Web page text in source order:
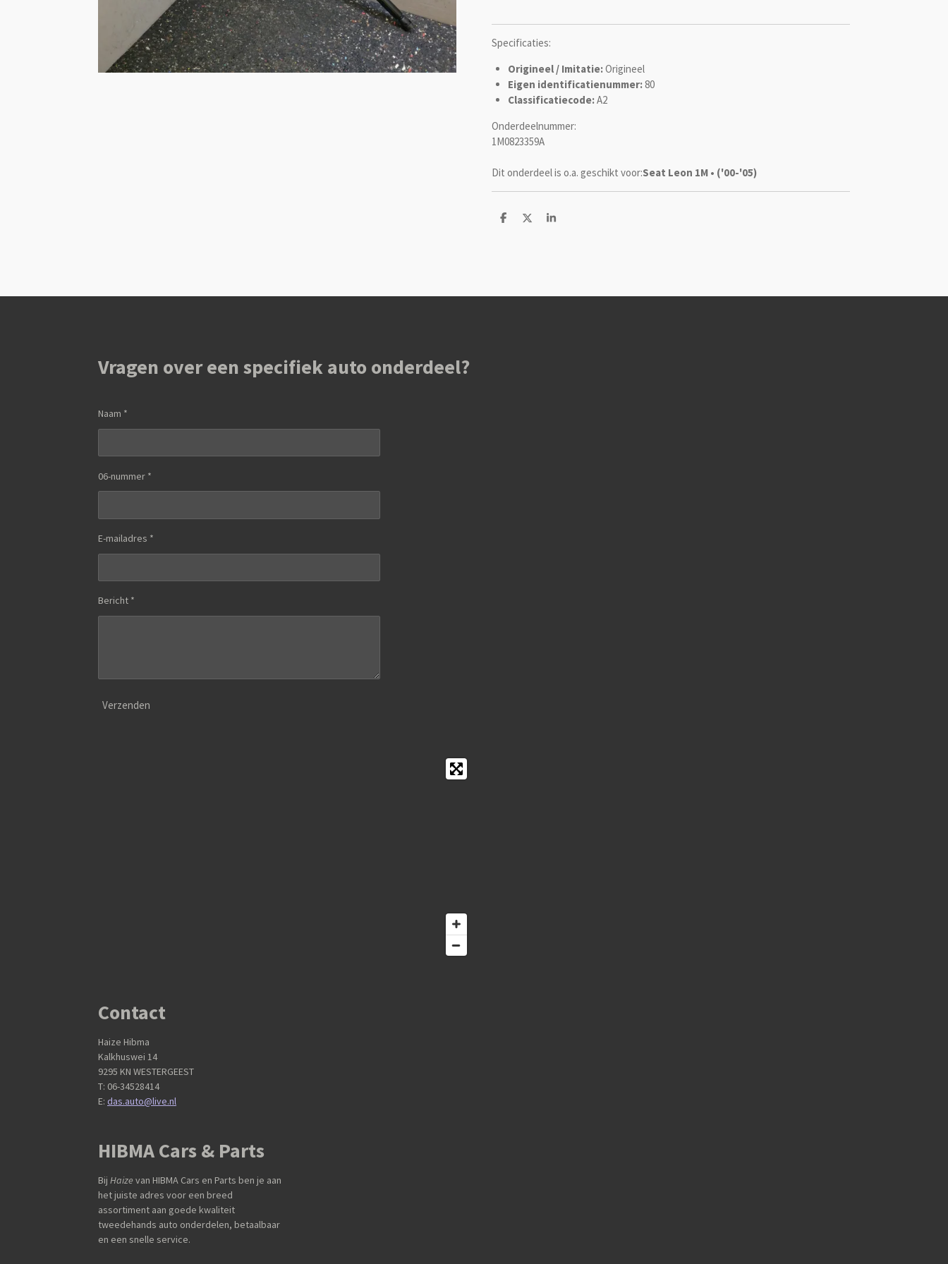
Specificaties:
Origineel / Imitatie:Origineel
Eigen identificatienummer:80
Classificatiecode:A2
Onderdeelnummer:
1M0823359A
Dit onderdeel is o.a. geschikt voor:Seat Leon 1M • ('00-'05)
D
D
S
Vragen over een specifiek auto onderdeel?
Naam *
06-nummer *
E-mailadres *
Bericht *
Verzenden
Contact
Haize Hibma
Kalkhuswei 14
9295 KN WESTERGEEST
T: 06-34528414
E: das.auto@live.nl
HIBMA Cars & Parts
Bij Haizevan HIBMA Cars en Parts ben je aan
het juiste adres voor een breed
assortiment aan goede kwaliteit
tweedehands auto onderdelen, betaalbaar
en een snelle service.